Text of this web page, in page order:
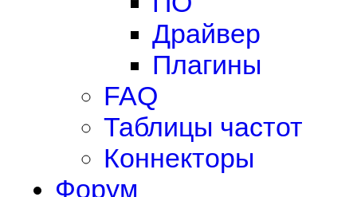
Драйвер
Плагины
FAQ
Таблицы частот
Коннекторы
Форум